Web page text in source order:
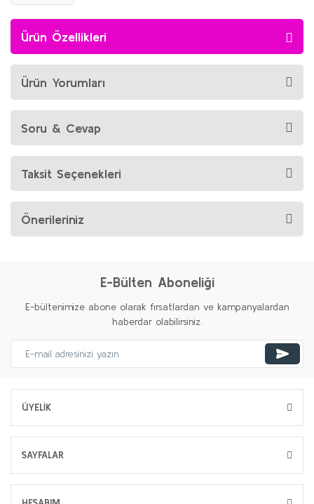
Ürün Özellikleri
Ürün Yorumları
Soru & Cevap
Taksit Seçenekleri
Önerileriniz
E-Bülten Aboneliği
E-bültenimize abone olarak fırsatlardan ve kampanyalardan
haberdar olabilirsiniz.
ÜYELİK
SAYFALAR